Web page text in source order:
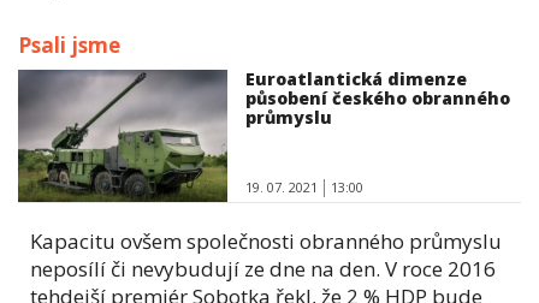
Psali jsme
Euroatlantická dimenze
působení českého obranného
průmyslu
19. 07. 2021 13:00
Kapacitu ovšem společnosti obranného průmyslu
neposílí či nevybudují ze dne na den. V roce 2016
tehdejší premiér Sobotka řekl, že 2 % HDP bude